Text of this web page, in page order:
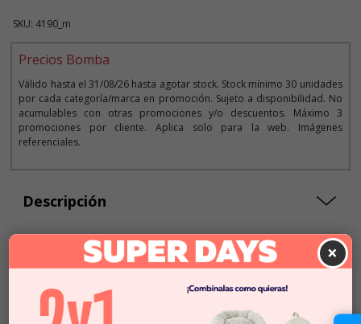
SKU: 4190_m
Precios Bomba
Válido hasta el 31/08/26 hasta agotar stock. Stock mínimo 30 unidades
por cada categoría/marca en promoción. Sujeto a disponibilidad. No
acumulables con otras promociones y/o descuentos. Máximo 3
promociones por cliente. Aplica solo para la web. Imágenes
referenciales.
Descripción
Seleccionar Formato
3 comprimidos
×